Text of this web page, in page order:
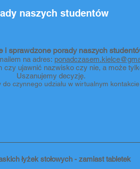
naszych studentów
i sprawdzone porady naszych
na adres:
czy ujawnić nazwisko czy nie, a może
Uszanujemy decyzję.
do czynnego udziału w wirtualnym kontakcie
łyżek stołowych - zamiast tabletek